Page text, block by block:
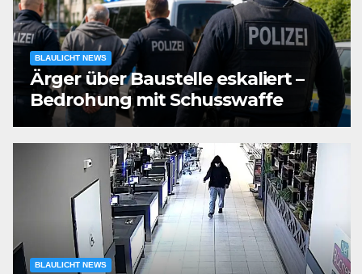
BLAULICHT NEWS
Ärger über Baustelle eskaliert –
Bedrohung mit Schusswaffe
BLAULICHT NEWS